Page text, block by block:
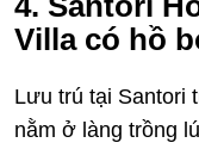
Villa có hồ
Lưu trú tại Santori
nằm ở làng trồng